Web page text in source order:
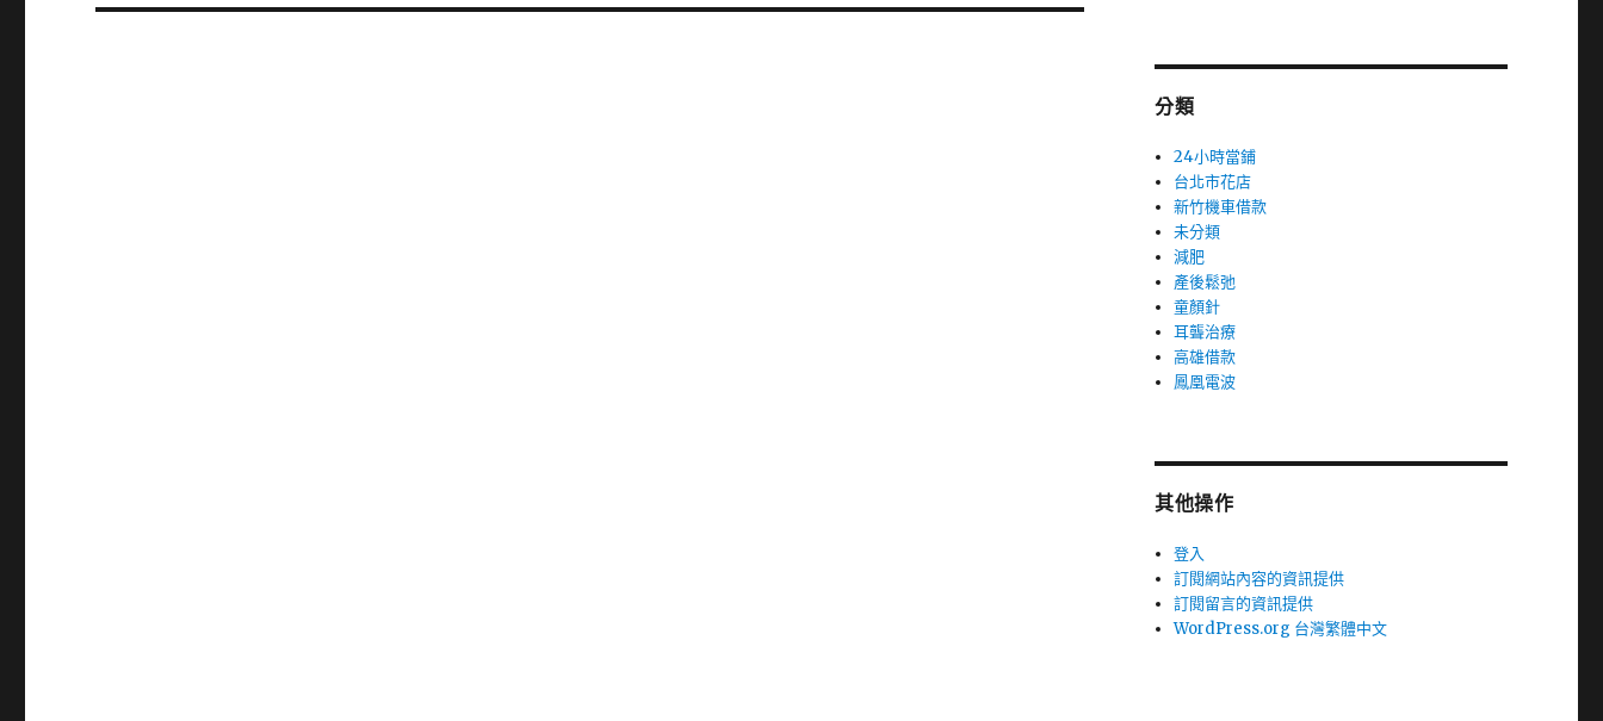
篇
分類
24小時當鋪
台北市花店
新竹機車借款
未分類
減肥
產後鬆弛
童顏針
耳聾治療
高雄借款
鳳凰電波
其他操作
登入
訂閱網站內容的資訊提供
訂閱留言的資訊提供
WordPress.org 台灣繁體中文